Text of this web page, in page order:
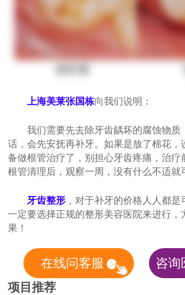
上海美莱张国栋向我们说明：
我们需要先去除牙齿龋坏的腐蚀物质
话，会先安抚再补牙。如果是放了棉花，
备做根管治疗了，别担心牙齿疼痛，治疗
根管清理后，观察一周，没有什么不适就
牙齿整形 ，对于补牙的价格人人都是
一定要选择正规的整形美容医院来进行，
果！
在线问客服 咨
项目推荐